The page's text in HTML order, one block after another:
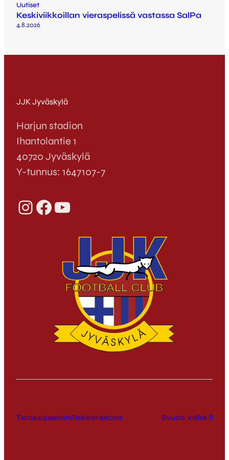
Uutiset
Keskiviikkoillan vieraspelissä vastassa SalPa
4.8.2026
JJK Jyväskylä
Harjun stadion
Ihantolantie 1
40720 Jyväskylä
Y-tunnus: 1647107-7
InstagramFacebook YouTube
TietosuojaselosteRekisteriseloste Sivusto: kallek.fi